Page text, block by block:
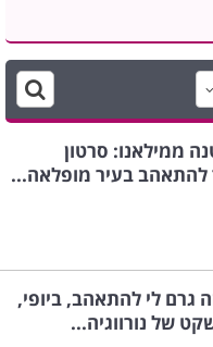
ממילאנו: סרטון
להתאהב בעיר מופלאה...
גרם לי להתאהב, ביופי,
של נורווגיה...